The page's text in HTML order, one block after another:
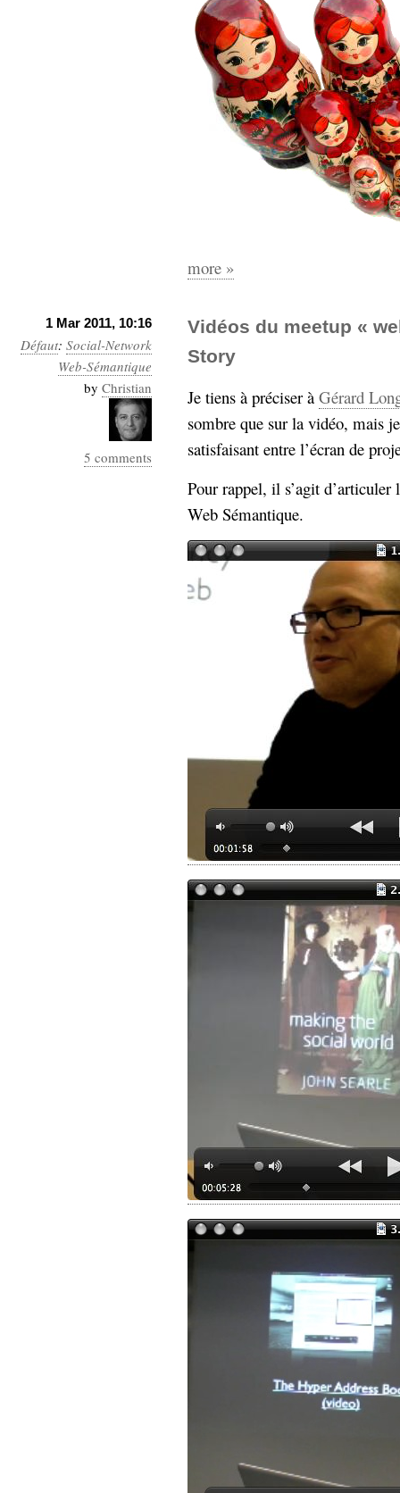
more »
1 Mar 2011, 10:16
Défaut: Social-Network
Web-Sémantique
by Christian
5 comments
Vidéos du meetup «
Story
Je tiens à préciser à Gérard
sombre que sur la vidéo, mais
satisfaisant entre l’écran de
Pour rappel, il s’agit d’articuler
Web Sémantique.